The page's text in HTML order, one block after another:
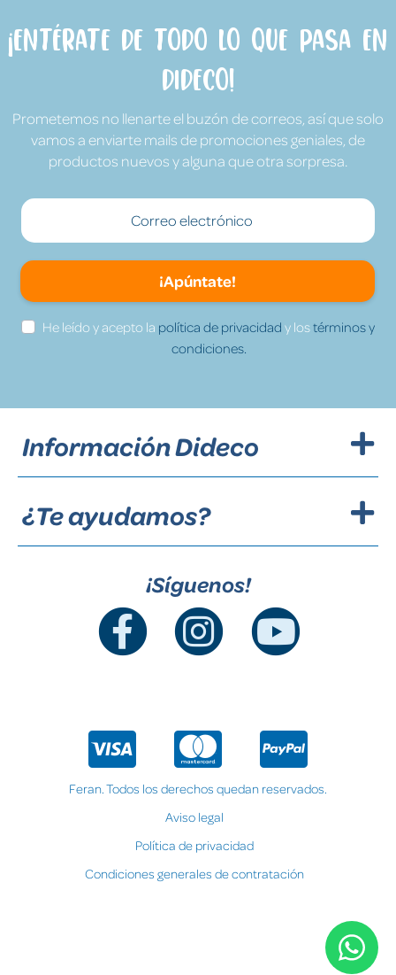
¡Entérate de todo lo que pasa en
Dideco!
Prometemos no llenarte el buzón de correos, así que solo
vamos a enviarte mails de promociones geniales, de
productos nuevos y alguna que otra sorpresa.
¡Apúntate!
He leído y acepto la política de privacidad y lostérminos y
condiciones.
Información Dideco
¿Te ayudamos?
¡Síguenos!
Feran. Todos los derechos quedan reservados.
Aviso legal
Política de privacidad
Condiciones generales de contratación